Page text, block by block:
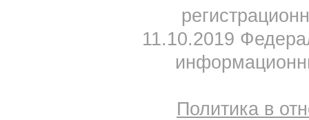
11.10.2019
Политика в